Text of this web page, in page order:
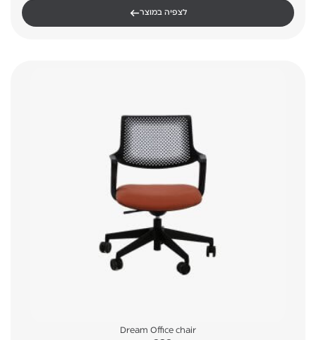
←לצפיה במוצר
Dream Office chair